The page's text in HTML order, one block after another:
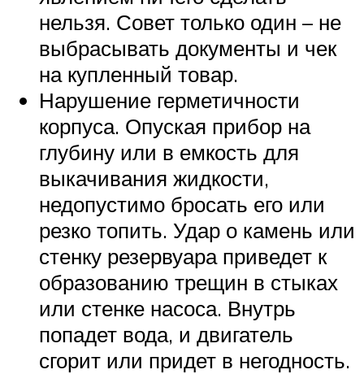
нельзя. Совет только один – не
выбрасывать документы и чек
на купленный товар.
Нарушение герметичности
корпуса. Опуская прибор на
глубину или в емкость для
выкачивания жидкости,
недопустимо бросать его или
резко топить. Удар о камень или
стенку резервуара приведет к
образованию трещин в стыках
или стенке насоса. Внутрь
попадет вода, и двигатель
сгорит или придет в негодность.